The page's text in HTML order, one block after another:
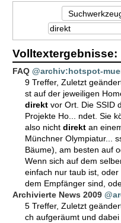
Volltextergebnisse:
FAQ @archiv:hotspot-
9 Treffer, Zuletzt
st auf der jeweiligen
direkt vor Ort. Die SSID
Projekte Ho... ndet. Sie
also nicht direkt an
Münchner Olympiatur...
Bäume), am besten auf
Wenn sich auf dem
einfach nur taub ist, oder
dem Empfänger sind,
Archivierte News 2009
5 Treffer, Zuletzt
ch aufgeräumt und